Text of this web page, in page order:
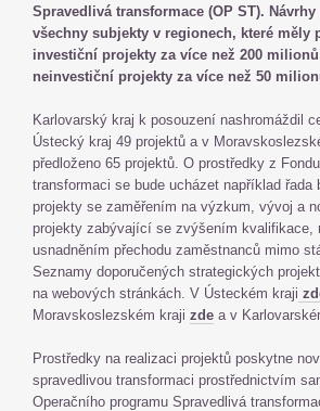
Spravedlivá transformace (OP ST).
všechny subjekty v regionech, které měly
investiční projekty za více než 200
neinvestiční projekty za více než 50
Karlovarský kraj k posouzení nashromáždil
Ústecký kraj 49 projektů a v
předloženo 65 projektů. O prostředky z
transformaci se bude ucházet například řada
projekty se zaměřením na výzkum, vývoj a
projekty zabývající se zvýšením kvalifikace,
usnadněním přechodu zaměstnanců mimo
Seznamy doporučených strategických
na webových stránkách. V Ústeckém kraji
Moravskoslezském kraji zde a v
Prostředky na realizaci projektů poskytne
spravedlivou transformaci prostřednictvím
Operačního programu Spravedlivá